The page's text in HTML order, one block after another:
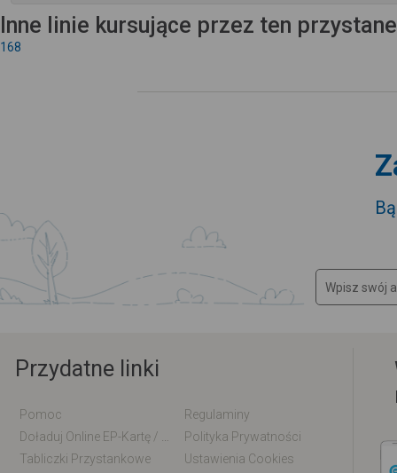
Inne linie kursujące przez ten
168
Przydatne linki
Pomoc
Regulaminy
Polityka Prywatności
Tabliczki Przystankowe
Ustawienia Cookies